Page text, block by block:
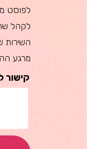
לפוסט
לקהל
מרגע
קישור